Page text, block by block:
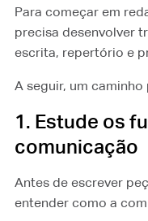
Para começar em
precisa desenvolver
escrita, repertório e
A seguir, um caminho
1. Estude os
comunicação
Antes de escrever
entender como a